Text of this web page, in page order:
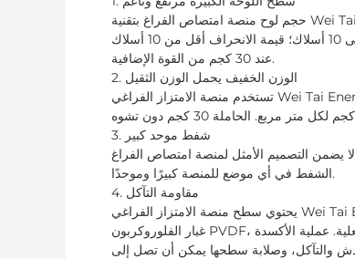
حجم لوح منصة امتصاص الفراغ بتقنية Wei Tai Energy يصل إلى 1950*3950 مم (يمكن ربط ما هو أبعد من هذا الحجم). لديه
التسطيح والانحراف، يتم التحكم في التسطيح بشكل عام من خلال 25 سلكًا، حتى 10 أسلاك؛ قيمة الانحراف أقل من 10 أسلاك
عند 30 كجم من القوة الإضافية.
2. الوزن الخفيف يحمل الوزن الثقيل
تستخدم منصة الامتزاز الفراغي Wei Tai Energy Technology هيكل قرص العسل من الألومنيوم المتميز، وكلها تستخدم
3. شفط موحد كبير
لا يضمن التصميم الأمثل لمنصة امتصاص الفراغ Wei Tai Energy Technology عدم تأثر أداء المنصة فحسب، بل يجعل أيضًا
الشفط في أي موضع للمنصة كبيرًا وموحدًا.
4. مقاومة التآكل
يحتوي سطح منصة الامتزاز الفراغي Wei Tai Energy Technology على مجموعة متنوعة من عمليات المعالجة، بما في ذلك
غبار الفلوروكربون PVDF، والأكسدة الإيجابية والأكسدة الصلبة، والتي يتم اختيارها وفقًا للاحتياجات الفعلية. عملية الأكسدة